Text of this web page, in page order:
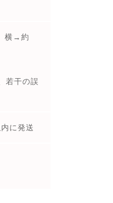
横→約
若干の誤
に発送